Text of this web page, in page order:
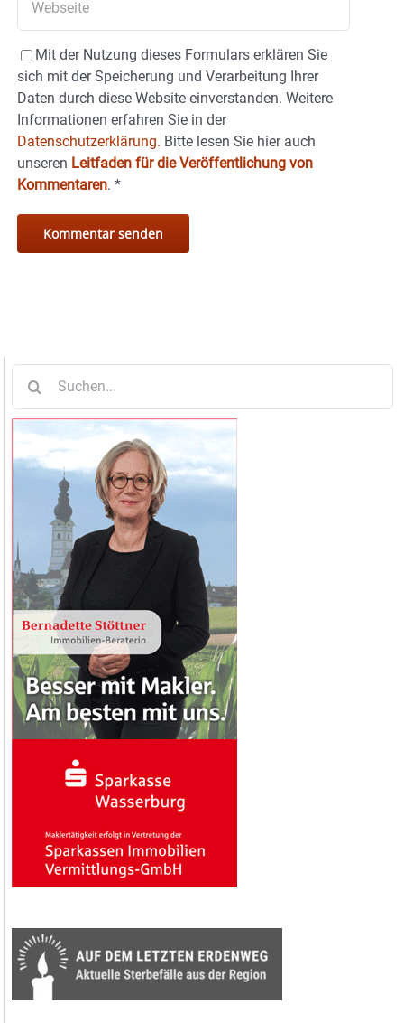
Mit der Nutzung dieses Formulars erklären Sie
sich mit der Speicherung und Verarbeitung Ihrer
Daten durch diese Website einverstanden. Weitere
Informationen erfahren Sie in der
Datenschutzerklärung. Bitte lesen Sie hier auch
unseren Leitfaden für die Veröffentlichung von
Kommentaren. *
nach: